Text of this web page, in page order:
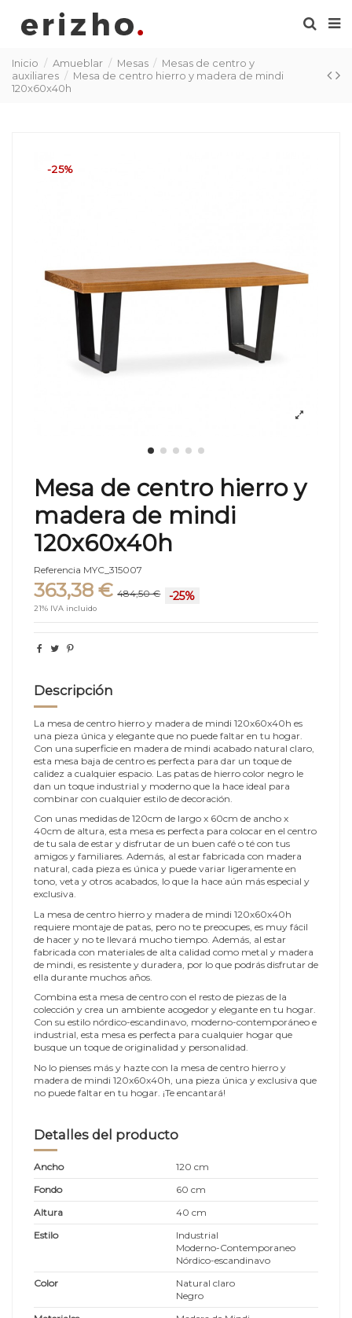
Inicio Amueblar Mesas
Mesas de centro y
auxiliares
Mesa de centro hierro y madera de mindi
120x60x40h
-25%
Mesa de centro hierro y
madera de mindi
120x60x40h
Referencia MYC_315007
363,38 € 484,50 € -25%
21% IVA incluido
Descripción
La mesa de centro hierro y madera de mindi 120x60x40h es
una pieza única y elegante que no puede faltar en tu hogar.
Con una superficie en madera de mindi acabado natural claro,
esta mesa baja de centro es perfecta para dar un toque de
calidez a cualquier espacio. Las patas de hierro color negro le
dan un toque industrial y moderno que la hace ideal para
combinar con cualquier estilo de decoración.
Con unas medidas de 120cm de largo x 60cm de ancho x
40cm de altura, esta mesa es perfecta para colocar en el centro
de tu sala de estar y disfrutar de un buen café o té con tus
amigos y familiares. Además, al estar fabricada con madera
natural, cada pieza es única y puede variar ligeramente en
tono, veta y otros acabados, lo que la hace aún más especial y
exclusiva.
La mesa de centro hierro y madera de mindi 120x60x40h
requiere montaje de patas, pero no te preocupes, es muy fácil
de hacer y no te llevará mucho tiempo. Además, al estar
fabricada con materiales de alta calidad como metal y madera
de mindi, es resistente y duradera, por lo que podrás disfrutar de
ella durante muchos años.
Combina esta mesa de centro con el resto de piezas de la
colección y crea un ambiente acogedor y elegante en tu hogar.
Con su estilo nórdico-escandinavo, moderno-contemporáneo e
industrial, esta mesa es perfecta para cualquier hogar que
busque un toque de originalidad y personalidad.
No lo pienses más y hazte con la mesa de centro hierro y
madera de mindi 120x60x40h, una pieza única y exclusiva que
no puede faltar en tu hogar. ¡Te encantará!
Detalles del producto
Ancho
120 cm
Fondo
60 cm
Altura
40 cm
Estilo
Industrial
Moderno-Contemporaneo
Nórdico-escandinavo
Color
Natural claro
Negro